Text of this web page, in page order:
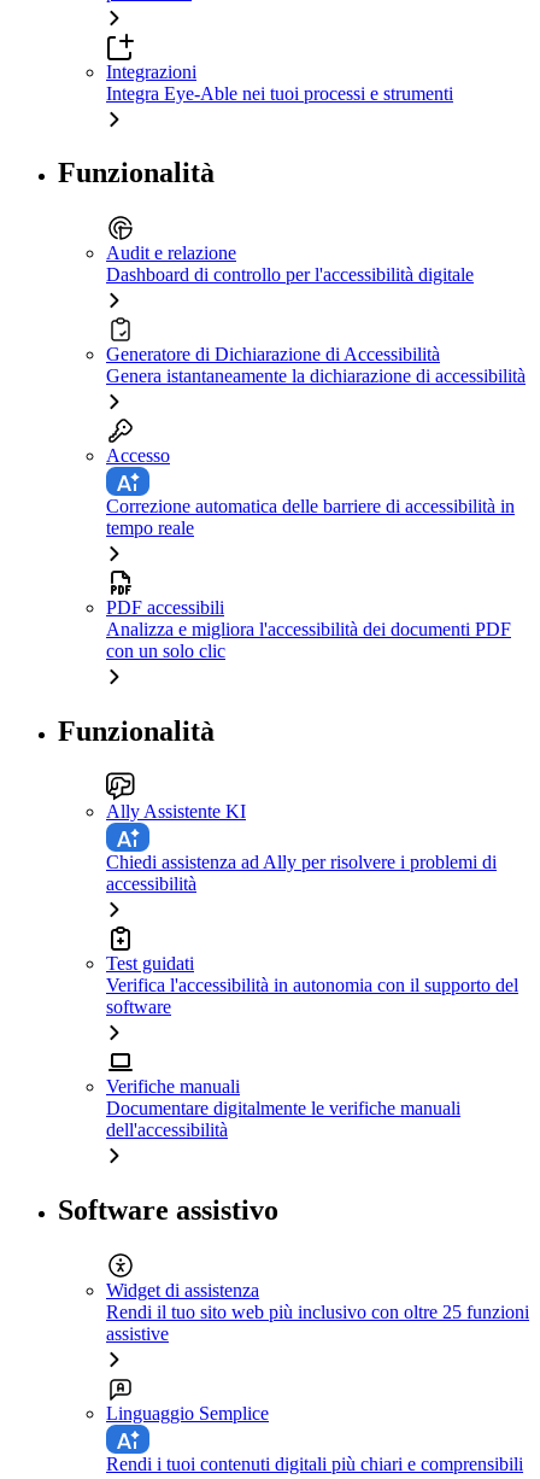
Integrazioni
Integra Eye-Able nei tuoi processi e strumenti
Funzionalità
Audit e relazione
Dashboard di controllo per l'accessibilità digitale
Generatore di Dichiarazione di Accessibilità
Genera istantaneamente la dichiarazione di accessibilità
Accesso
Correzione automatica delle barriere di accessibilità in
tempo reale
PDF accessibili
Analizza e migliora l'accessibilità dei documenti PDF
con un solo clic
Funzionalità
Ally Assistente KI
Chiedi assistenza ad Ally per risolvere i problemi di
accessibilità
Test guidati
Verifica l'accessibilità in autonomia con il supporto del
software
Verifiche manuali
Documentare digitalmente le verifiche manuali
dell'accessibilità
Software assistivo
Widget di assistenza
Rendi il tuo sito web più inclusivo con oltre 25 funzioni
assistive
Linguaggio Semplice
Rendi i tuoi contenuti digitali più chiari e comprensibili